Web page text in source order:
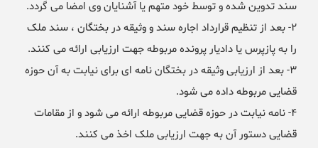
سند تدوین شده و توسط خود متهم یا آشنایان وی امضا می گردد.
۲- بعد از تنظیم قرارداد اجاره سند و وثیقه در بختگان ، سند ملک
را به پازپرس یا دادیار پرونده مربوطه جهت ارزیابی ارائه می کنند.
۳- بعد از ارزیابی وثیقه در بختگان نامه ای برای نیابت به آن حوزه
قضایی مربوطه داده می شود.
۴- نامه نیابت در حوزه قضایی مربوطه ارائه می شود و از مقامات
قضایی دستور آن به جهت ارزیابی ملک اخذ می کنند.